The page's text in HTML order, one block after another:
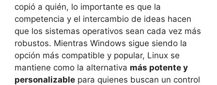
copió a quién, lo importante es que la
competencia y el intercambio de ideas hacen
que los sistemas operativos sean cada vez más
robustos. Mientras Windows sigue siendo la
opción más compatible y popular, Linux se
mantiene como la alternativa más potente y
personalizable para quienes buscan un control